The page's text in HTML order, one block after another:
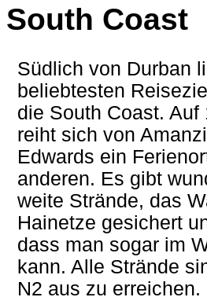
South Coast
Südlich von Durban
beliebtesten
die South Coast. Auf
reiht sich von
Edwards ein
anderen. Es gibt
weite Strände, das
Hainetze gesichert
dass man sogar im
kann. Alle Strände
N2 aus zu erreichen.